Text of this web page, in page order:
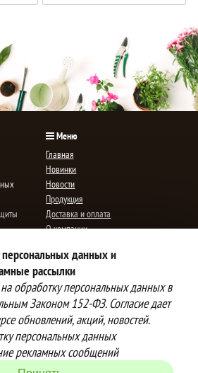
персональных данных и
рассылки
обработку персональных данных в
Законом 152-ФЗ. Согласие дает
обновлений, акций, новостей.
персональных данных
рекламных сообщений
А
Меню
Главная
Новинки
Новости
Продукция
Доставка и оплата
О компании
Контакты
Доставка
Наша компания осуществляет